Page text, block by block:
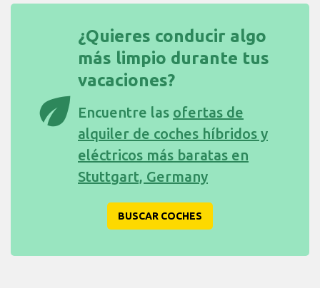
eco
¿Quieres conducir algo
más limpio durante tus
vacaciones?
Encuentre las ofertas de
alquiler de coches híbridos y
eléctricos más baratas en
Stuttgart, Germany
BUSCAR COCHES